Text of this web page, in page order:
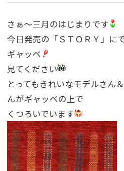
さぁ〜三月のはじまりです
今日発売の「ＳＴＯＲＹ」に
ギャッベ
見てください
とってもきれいなモデルさん
んがギャッベの上で
くつろいでいます